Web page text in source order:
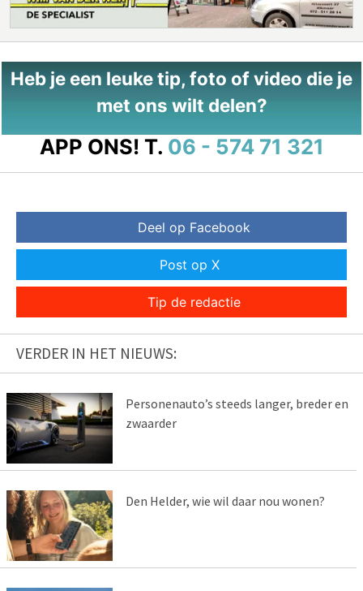
Heb je een leuke tip, foto of video die je
met ons wilt delen?
APP ONS! T. 06 - 574 71 321
Deel op Facebook
Post op X
Tip de redactie
VERDER IN HET NIEUWS:
Personenauto’s steeds langer, breder en
zwaarder
Den Helder, wie wil daar nou wonen?